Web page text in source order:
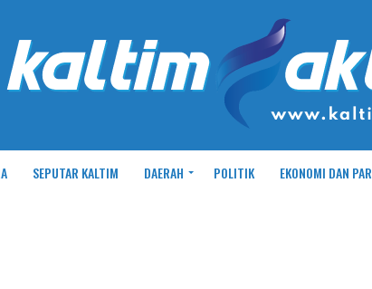
SEPUTAR KALTIM DAERAH POLITIK EKONOMI DAN